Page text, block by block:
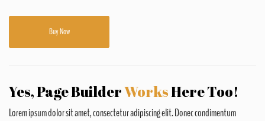
Buy Now
Yes, Page BuilderWorksHere Too!
Lorem ipsum dolor sit amet, consectetur adipiscing elit. Donec condimentum